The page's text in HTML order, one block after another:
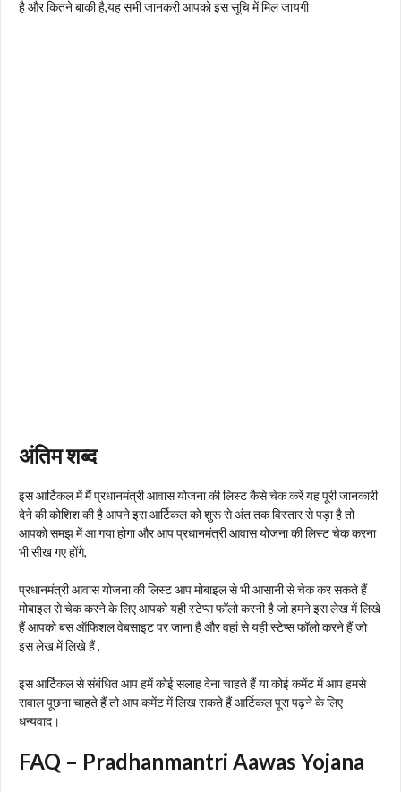
है और कितने बाकी है,यह सभी जानकरी आपको इस सूचि में मिल जायगी
अंतिम शब्द
इस आर्टिकल में मैं प्रधानमंत्री आवास योजना की लिस्ट कैसे चेक करें यह पूरी जानकारी
देने की कोशिश की है आपने इस आर्टिकल को शुरू से अंत तक विस्तार से पड़ा है तो
आपको समझ में आ गया होगा और आप प्रधानमंत्री आवास योजना की लिस्ट चेक करना
भी सीख गए होंगे,
प्रधानमंत्री आवास योजना की लिस्ट आप मोबाइल से भी आसानी से चेक कर सकते हैं
मोबाइल से चेक करने के लिए आपको यही स्टेप्स फॉलो करनी है जो हमने इस लेख में लिखे
हैं आपको बस ऑफिशल वेबसाइट पर जाना है और वहां से यही स्टेप्स फॉलो करने हैं जो
इस लेख में लिखे हैं ,
इस आर्टिकल से संबंधित आप हमें कोई सलाह देना चाहते हैं या कोई कमेंट में आप हमसे
सवाल पूछना चाहते हैं तो आप कमेंट में लिख सकते हैं आर्टिकल पूरा पढ़ने के लिए
धन्यवाद।
FAQ – Pradhanmantri Aawas Yojana